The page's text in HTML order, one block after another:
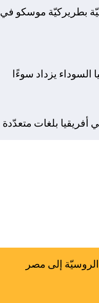
بطريركيّة موسكو في
السوداء يزداد سوءًا
أفريقيا بلغات متعدّدة
إلى مصر